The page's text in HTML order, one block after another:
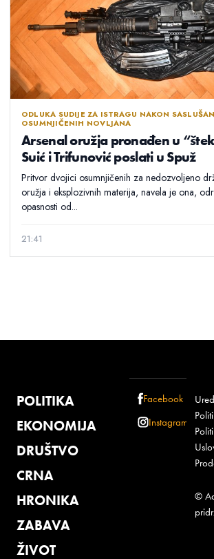
ODLUKA SUDIJE ZA ISTRAGU NAKON
OSUMNJIČENIH NOVLJANA
Arsenal oružja pronađen u
Suić i Trifunović poslati u Spuž
Pritvor dvojici osumnjičenih za nedozvoljeno
oružja i eksplozivnih materija, navela je ona,
opasnosti od...
21:41
POLITIKA
EKONOMIJA
DRUŠTVO
CRNA
HRONIKA
ZABAVA
ŽIVOT
Facebook
Instagram
©